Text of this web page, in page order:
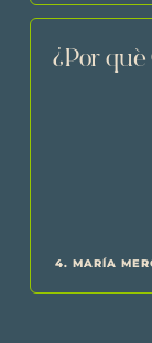
¿Por
4. MARÍA